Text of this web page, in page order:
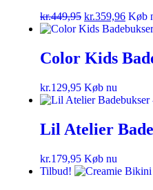
kr.449,95 kr.359,96 Køb
Color Kids
kr.129,95 Køb nu
Lil Atelier
kr.179,95 Køb nu
Tilbud!